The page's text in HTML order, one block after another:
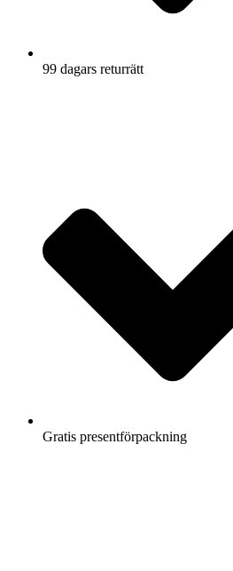
99 dagars returrätt
Gratis presentförpackning